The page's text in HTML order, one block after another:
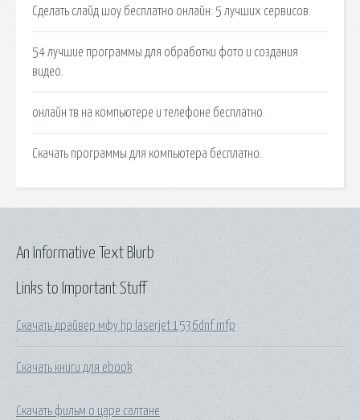
Сделать слайд шоу бесплатно онлайн: 5 лучших сервисов.
54 лучшие программы для обработки фото и создания
видео.
онлайн тв на компьютере и телефоне бесплатно.
Скачать программы для компьютера бесплатно.
Links to Important Stuff
Скачать драйвер мфу hp laserjet 1536dnf mfp
Скачать книги для ebook
Скачать фильм о царе салтане
An Informative Text Blurb